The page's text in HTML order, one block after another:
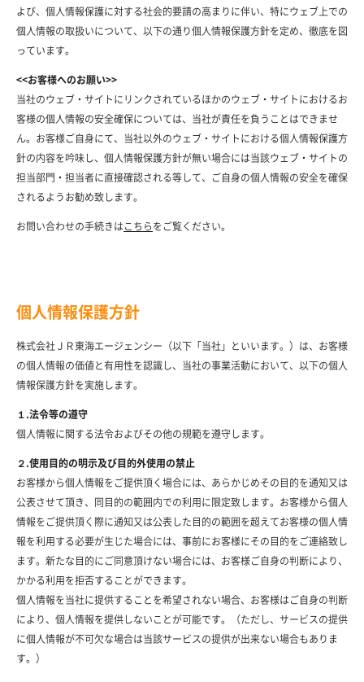
よび、個人情報保護に対する社会的要請の高まりに伴い、特にウェブ上での
個人情報の取扱いについて、以下の通り個人情報保護方針を定め、徹底を図
っています。
<<お客様へのお願い>>
当社のウェブ・サイトにリンクされているほかのウェブ・サイトにおけるお
客様の個人情報の安全確保については、当社が責任を負うことはできませ
ん。お客様ご自身にて、当社以外のウェブ・サイトにおける個人情報保護方
針の内容を吟味し、個人情報保護方針が無い場合には当該ウェブ・サイトの
担当部門・担当者に直接確認される等して、ご自身の個人情報の安全を確保
されるようお勧め致します。
お問い合わせの手続きは こちら をご覧ください。
個人情報保護方針
株式会社ＪＲ東海エージェンシー（以下「当社」といいます。）は、お客様
の個人情報の価値と有用性を認識し、当社の事業活動において、以下の個人
情報保護方針を実施します。
１.法令等の遵守
個人情報に関する法令およびその他の規範を遵守します。
２.使用目的の明示及び目的外使用の禁止
お客様から個人情報をご提供頂く場合には、あらかじめその目的を通知又は
公表させて頂き、同目的の範囲内での利用に限定致します。お客様から個人
情報をご提供頂く際に通知又は公表した目的の範囲を超えてお客様の個人情
報を利用する必要が生じた場合には、事前にお客様にその目的をご連絡致し
ます。新たな目的にご同意頂けない場合には、お客様ご自身の判断により、
かかる利用を拒否することができます。
個人情報を当社に提供することを希望されない場合、お客様はご自身の判断
により、個人情報を提供しないことが可能です。（ただし、サービスの提供
に個人情報が不可欠な場合は当該サービスの提供が出来ない場合もありま
す。）